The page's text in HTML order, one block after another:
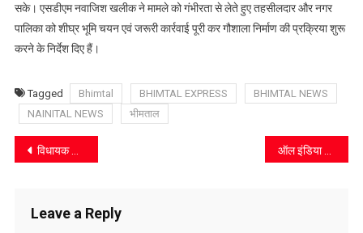
सके। एसडीएम नवाजिश खलीक ने मामले को गंभीरता से लेते हुए तहसीलदार और नगर
पालिका को शीघ्र भूमि चयन एवं जरूरी कार्रवाई पूरी कर गौशाला निर्माण की प्रक्रिया शुरू
करने के निर्देश दिए हैं।
Tagged Bhimtal BHIMTAL EXPRESS
BHIMTAL NEWS
NAINITAL NEWS
भीमताल
Post
विधायक कैड़ा ने गांवों का किया दौरा, देवनगर के लिए मोटर मार्ग की घोषणा
Leave a Reply